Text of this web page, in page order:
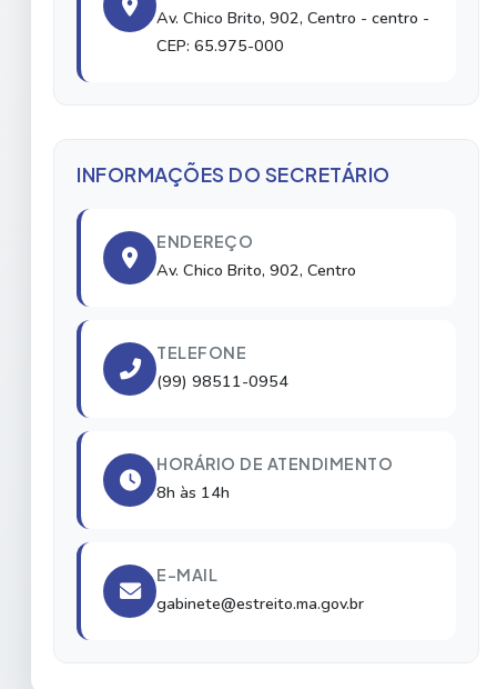
Av. Chico Brito, 902, Centro - centro -
CEP: 65.975-000
INFORMAÇÕES DO SECRETÁRIO
ENDEREÇO
Av. Chico Brito, 902, Centro
TELEFONE
(99) 98511-0954
HORÁRIO DE ATENDIMENTO
8h às 14h
E-MAIL
gabinete@estreito.ma.gov.br